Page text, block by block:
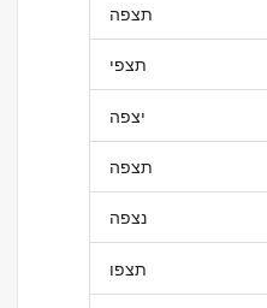
תצפה
תצפי
יצפה
תצפה
נצפה
תצפו